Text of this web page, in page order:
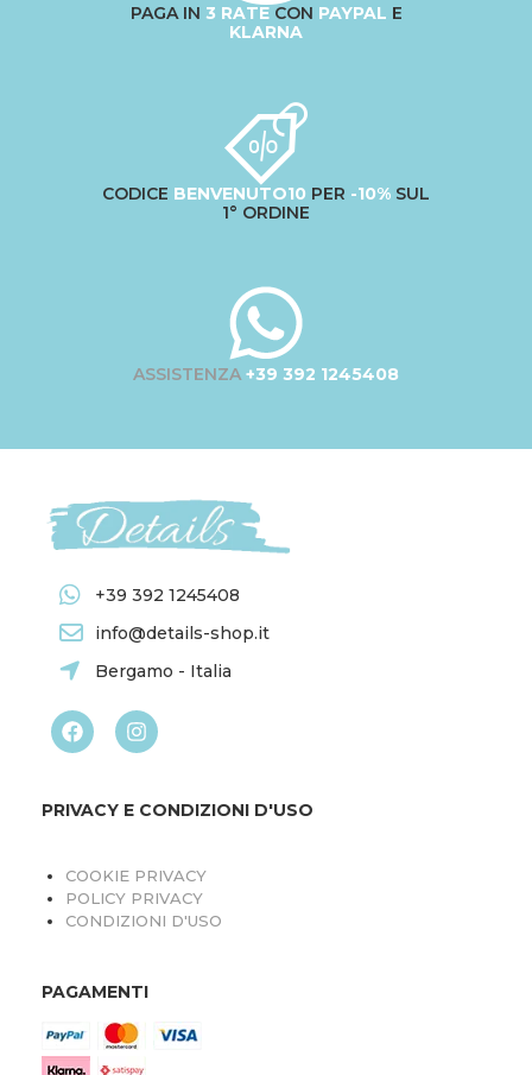
PAGA IN 3 RATECON PAYPAL E
KLARNA
CODICE BENVENUTO10 PER -10% SUL
1° ORDINE
ASSISTENZA +39 392 1245408
+39 392 1245408
info@details-shop.it
Bergamo - Italia
PRIVACY E CONDIZIONI D'USO
COOKIE PRIVACY
POLICY PRIVACY
CONDIZIONI D'USO
PAGAMENTI